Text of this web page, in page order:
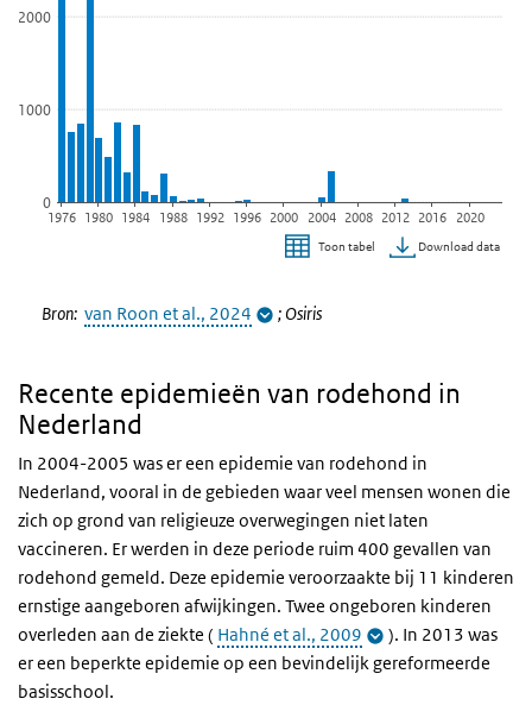
0
1000
2000
1976 1980 1984 1988 1992 1996 2000 2004 2008 2012 2016 2020
Toon tabel Download data
Bron: van Roon et al., 2024 ; Osiris
Recente epidemieën van rodehond in
Nederland
In 2004-2005 was er een epidemie van rodehond in
Nederland, vooral in de gebieden waar veel mensen wonen die
zich op grond van religieuze overwegingen niet laten
vaccineren. Er werden in deze periode ruim 400 gevallen van
rodehond gemeld. Deze epidemie veroorzaakte bij 11 kinderen
ernstige aangeboren afwijkingen. Twee ongeboren kinderen
overleden aan de ziekte ( Hahné et al., 2009 ). In 2013 was
er een beperkte epidemie op een bevindelijk gereformeerde
basisschool.